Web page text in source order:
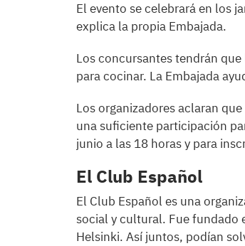
El evento se celebrará en los
explica la propia Embajada.
Los concursantes tendrán
para cocinar. La Embajada
Los organizadores aclaran
una suficiente participación
junio a las 18 horas y para
El Club Español
El Club Español es una
social y cultural. Fue fundado
Helsinki. Así juntos, podían